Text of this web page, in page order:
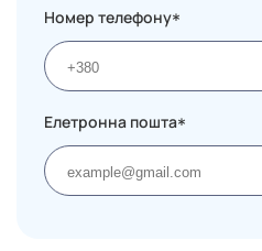
Номер телефону*
Елетронна пошта*